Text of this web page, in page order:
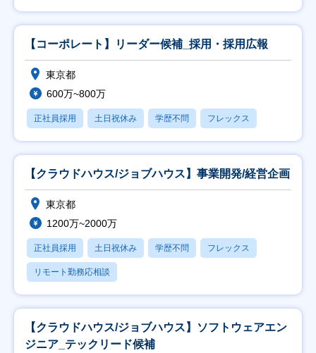
【コーポレート】リーダー候補_採用・採用広報
東京都
600万~800万
正社員採用 土日祝休み 学歴不問 フレックス
【クラウドハウス/ジョブハウス】事業開発/経営企画
東京都
1200万~2000万
正社員採用 土日祝休み 学歴不問 フレックス
リモート勤務応相談
【クラウドハウス/ジョブハウス】ソフトウェアエン
ジニア_テックリード候補